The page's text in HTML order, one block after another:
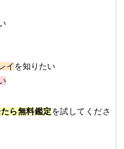
イ を知りたい
ら無料鑑定 を試してくださ